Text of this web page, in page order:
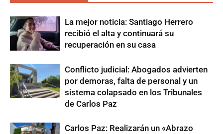
La mejor noticia: Santiago Herrero
recibió el alta y continuará su
recuperación en su casa
Conflicto judicial: Abogados advierten
por demoras, falta de personal y un
sistema colapsado en los Tribunales
de Carlos Paz
Carlos Paz: Realizarán un «Abrazo